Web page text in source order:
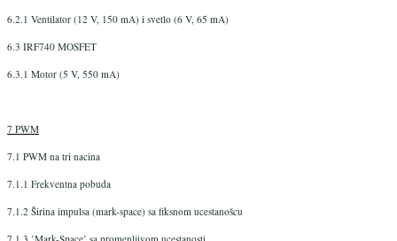
6.2.1 Ventilator (12 V, 150 mA) i svetlo (6 V, 65 mA)
6.3 IRF740 MOSFET
6.3.1 Motor (5 V, 550 mA)
7 PWM
7.1 PWM na tri nacina
7.1.1 Frekventna pobuda
7.1.2 Širina impulsa (mark-space) sa fiksnom ucestanošcu